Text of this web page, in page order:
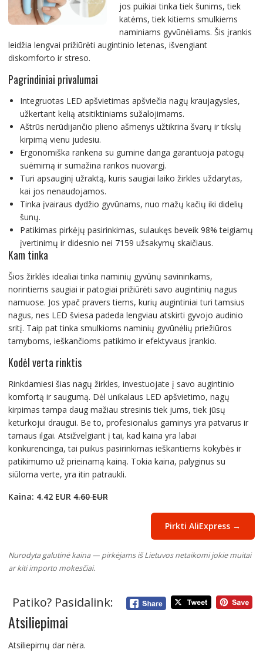
jos puikiai tinka tiek šunims, tiek
katėms, tiek kitiems smulkiems
naminiams gyvūnėliams. Šis įrankis
leidžia lengvai prižiūrėti augintinio letenas, išvengiant
diskomforto ir streso.
Pagrindiniai privalumai
Integruotas LED apšvietimas apšviečia nagų kraujagysles,
užkertant kelią atsitiktiniams sužalojimams.
Aštrūs nerūdijančio plieno ašmenys užtikrina švarų ir tikslų
kirpimą vienu judesiu.
Ergonomiška rankena su gumine danga garantuoja patogų
suėmimą ir sumažina rankos nuovargį.
Turi apsauginį užraktą, kuris saugiai laiko žirkles uždarytas,
kai jos nenaudojamos.
Tinka įvairaus dydžio gyvūnams, nuo mažų kačių iki didelių
šunų.
Patikimas pirkėjų pasirinkimas, sulaukęs beveik 98% teigiamų
įvertinimų ir didesnio nei 7159 užsakymų skaičiaus.
Kam tinka
Šios žirklės idealiai tinka naminių gyvūnų savininkams,
norintiems saugiai ir patogiai prižiūrėti savo augintinių nagus
namuose. Jos ypač pravers tiems, kurių augintiniai turi tamsius
nagus, nes LED šviesa padeda lengviau atskirti gyvojo audinio
sritį. Taip pat tinka smulkioms naminių gyvūnėlių priežiūros
tarnyboms, ieškančioms patikimo ir efektyvaus įrankio.
Kodėl verta rinktis
Rinkdamiesi šias nagų žirkles, investuojate į savo augintinio
komfortą ir saugumą. Dėl unikalaus LED apšvietimo, nagų
kirpimas tampa daug mažiau stresinis tiek jums, tiek jūsų
keturkojui draugui. Be to, profesionalus gaminys yra patvarus ir
tarnaus ilgai. Atsižvelgiant į tai, kad kaina yra labai
konkurencinga, tai puikus pasirinkimas ieškantiems kokybės ir
patikimumo už prieinamą kainą. Tokia kaina, palyginus su
siūloma verte, yra itin patraukli.
Kaina: 4.42 EUR 4.60 EUR
Pirkti AliExpress →
Nurodyta galutinė kaina — pirkėjams iš Lietuvos netaikomi jokie muitai
ar kiti importo mokesčiai.
Patiko? Pasidalink:
Atsiliepimai
Atsiliepimų dar nėra.